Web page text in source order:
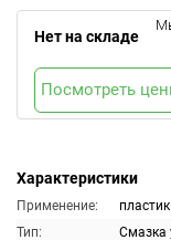
Характеристики
Применение:
пластик
Тип:
Смазка
Нет на складе
Посмотреть